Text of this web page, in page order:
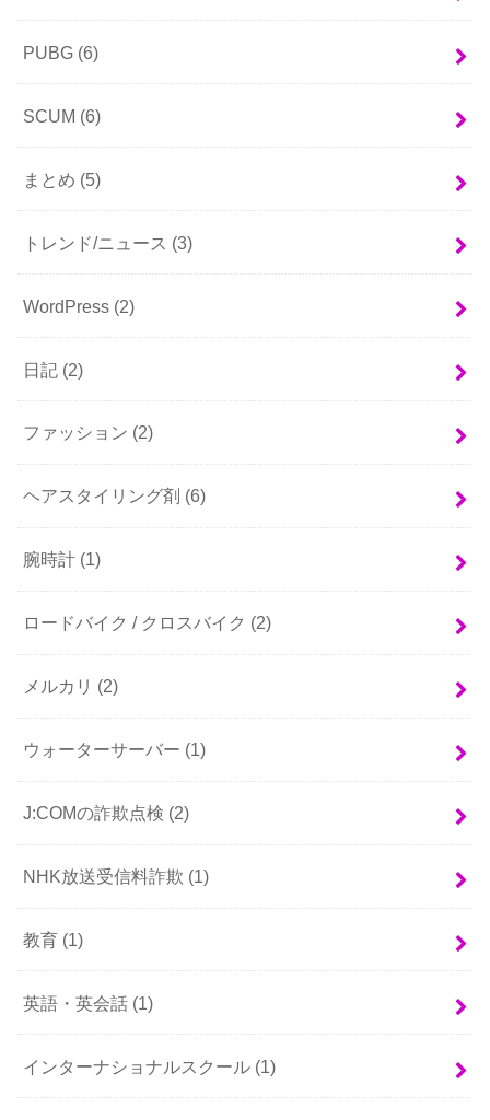
PUBG (6)
SCUM (6)
まとめ (5)
トレンド/ニュース (3)
WordPress (2)
日記 (2)
ファッション (2)
ヘアスタイリング剤 (6)
腕時計 (1)
ロードバイク / クロスバイク (2)
メルカリ (2)
ウォーターサーバー (1)
J:COMの詐欺点検 (2)
NHK放送受信料詐欺 (1)
教育 (1)
英語・英会話 (1)
インターナショナルスクール (1)